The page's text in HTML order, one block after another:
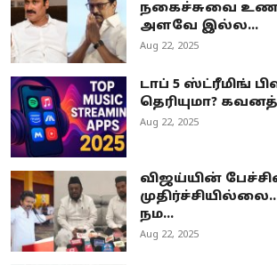
நகைச்சுவை
அளவே இல்ல...
Aug 22, 2025
டாப் 5 ஸ்ட்ரீமிங்
தெரியுமா?
Aug 22, 2025
விஜய்யின்
நம...
Aug 22, 2025